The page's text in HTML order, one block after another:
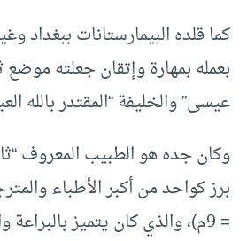
كما قلده البيمارستانات ببغداد
بعمله بمهارة وإتقان جعلته موضع
عيسى” والخليفة “المقتدر بالله
وكان جده هو الطبيب المعروف
= 9م)، والذي كان يتميز